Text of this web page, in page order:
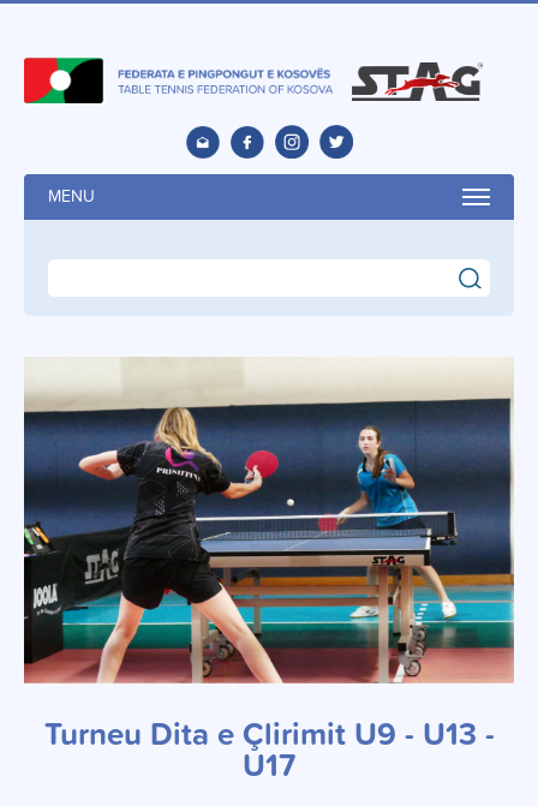
MENU
search
Turneu Dita e Çlirimit U9 - U13 -
U17